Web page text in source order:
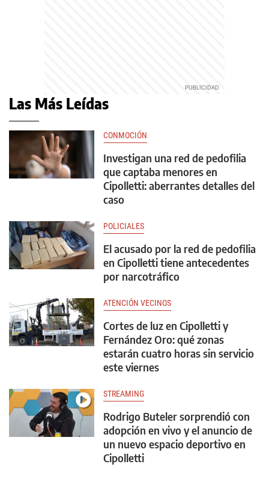
Las Más Leídas
CONMOCIÓN
Investigan una red de pedofilia
que captaba menores en
Cipolletti: aberrantes detalles del
caso
POLICIALES
El acusado por la red de pedofilia
en Cipolletti tiene antecedentes
por narcotráfico
ATENCIÓN VECINOS
Cortes de luz en Cipolletti y
Fernández Oro: qué zonas
estarán cuatro horas sin servicio
este viernes
STREAMING
Rodrigo Buteler sorprendió con
adopción en vivo y el anuncio de
un nuevo espacio deportivo en
Cipolletti